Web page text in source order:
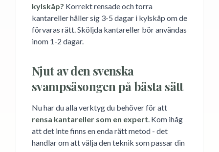
kylskåp? Korrekt rensade och torra
kantareller håller sig 3-5 dagar i kylskåp om de
förvaras rätt. Sköljda kantareller bör användas
inom 1-2 dagar.
Njut av den svenska
svampsäsongen på bästa sätt
Nu har du alla verktyg du behöver för att
rensa kantareller som en expert. Kom ihåg
att det inte finns en enda rätt metod - det
handlar om att välja den teknik som passar din